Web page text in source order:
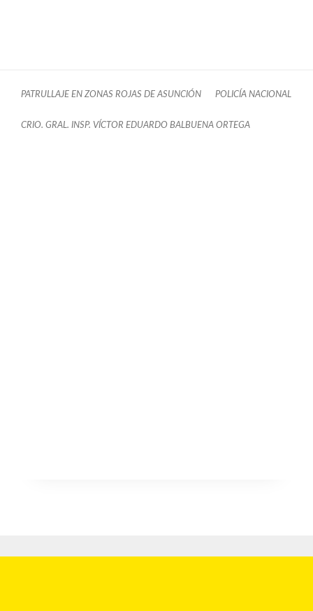
PATRULLAJE EN ZONAS ROJAS DE ASUNCIÓN POLICÍA NACIONAL
CRIO. GRAL. INSP. VÍCTOR EDUARDO BALBUENA ORTEGA